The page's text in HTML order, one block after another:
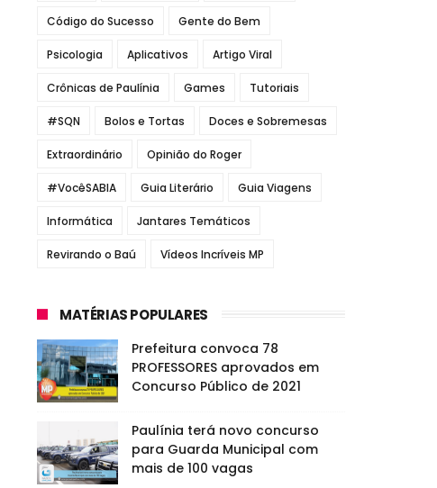
Código do Sucesso Gente do Bem
Psicologia Aplicativos Artigo Viral
Crônicas de Paulínia Games Tutoriais
#SQN Bolos e Tortas Doces e Sobremesas
Extraordinário Opinião do Roger
#VocêSABIA Guia Literário Guia Viagens
Informática Jantares Temáticos
Revirando o Baú Vídeos Incríveis MP
MATÉRIAS POPULARES
Prefeitura convoca 78
PROFESSORES aprovados em
Concurso Público de 2021
Paulínia terá novo concurso
para Guarda Municipal com
mais de 100 vagas